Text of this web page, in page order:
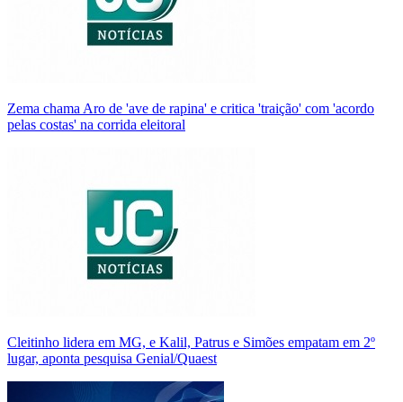
Zema chama Aro de 'ave de rapina' e critica 'traição' com 'acordo
pelas costas' na corrida eleitoral
Cleitinho lidera em MG, e Kalil, Patrus e Simões empatam em 2º
lugar, aponta pesquisa Genial/Quaest